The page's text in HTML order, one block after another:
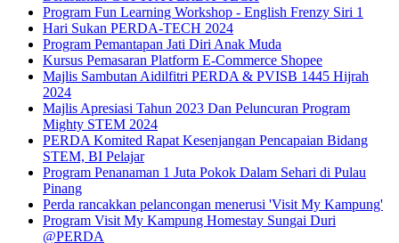
Program Fun Learning Workshop - English Frenzy Siri 1
Hari Sukan PERDA-TECH 2024
Program Pemantapan Jati Diri Anak Muda
Kursus Pemasaran Platform E-Commerce Shopee
Majlis Sambutan Aidilfitri PERDA & PVISB 1445 Hijrah
2024
Majlis Apresiasi Tahun 2023 Dan Peluncuran Program
Mighty STEM 2024
PERDA Komited Rapat Kesenjangan Pencapaian Bidang
STEM, BI Pelajar
Program Penanaman 1 Juta Pokok Dalam Sehari di Pulau
Pinang
Perda rancakkan pelancongan menerusi 'Visit My Kampung'
Program Visit My Kampung Homestay Sungai Duri
@PERDA